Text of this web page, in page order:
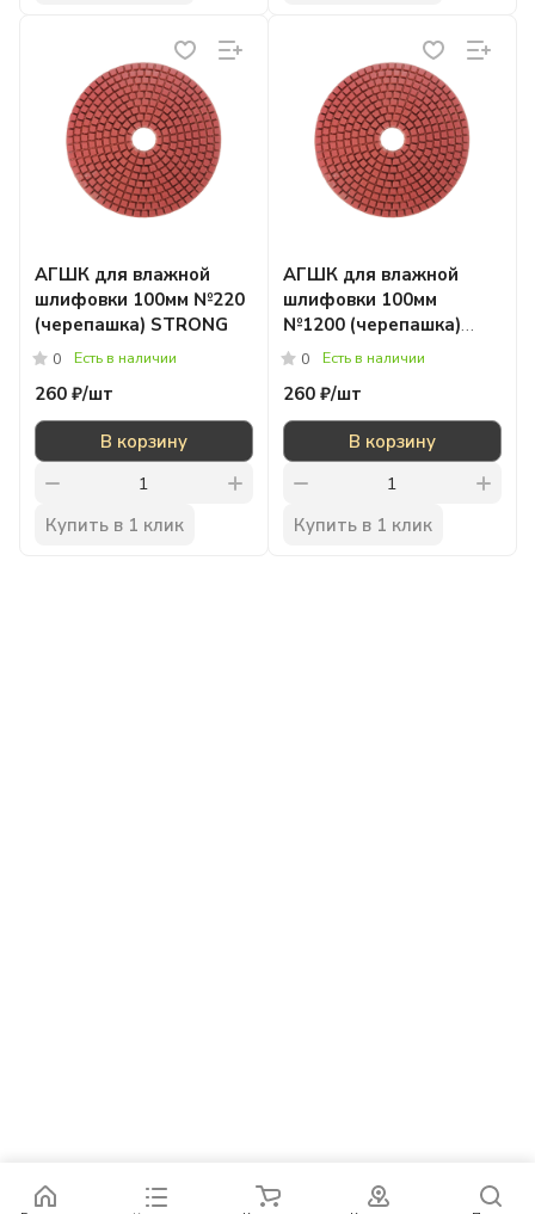
АГШК для влажной
шлифовки 100мм №220
(черепашка) STRONG
0 Есть в наличии
260 ₽/шт
В корзину
Купить в 1 клик
АГШК для влажной
шлифовки 100мм
№1200 (черепашка)
STRONG
0 Есть в наличии
260 ₽/шт
В корзину
Купить в 1 клик